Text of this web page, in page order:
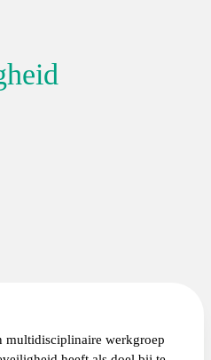
multidisciplinaire werkgroep